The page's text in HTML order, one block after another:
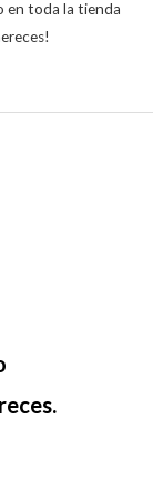
en toda la tienda